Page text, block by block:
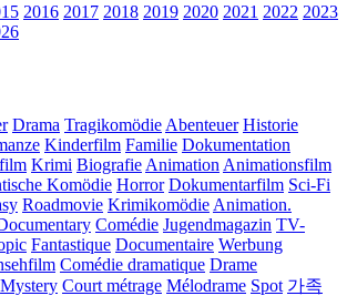
2016 2017 2018 2019 2020 2021 2022 2023
Drama Tragikomödie Abenteuer Historie
Kinderfilm Familie Dokumentation
Krimi Biografie Animation Animationsfilm
Komödie Horror Dokumentarfilm Sci-Fi
Roadmovie Krimikomödie Animation.
Comédie Jugendmagazin TV-
Fantastique Documentaire Werbung
Comédie dramatique Drame
Mystery Court métrage Mélodrame Spot 가족